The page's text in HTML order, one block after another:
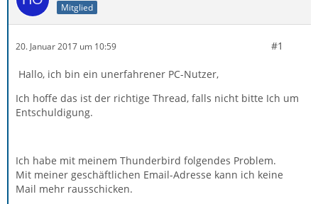
Mitglied
20. Januar 2017 um 10:59 #1
Hallo, ich bin ein unerfahrener PC-Nutzer,
Ich hoffe das ist der richtige Thread, falls nicht bitte Ich um
Entschuldigung.
Ich habe mit meinem Thunderbird folgendes Problem.
Mit meiner geschäftlichen Email-Adresse kann ich keine
Mail mehr rausschicken.